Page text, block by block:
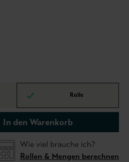
Rolle
In den Warenkorb
Wie viel brauche ich?
Rollen & Mengen berechnen